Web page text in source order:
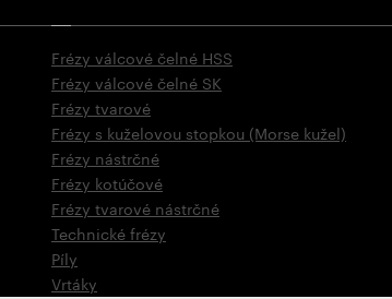
Frézy válcové čelné HSS
Frézy válcové čelné SK
Frézy tvarové
Frézy s kuželovou stopkou (Morse kužel)
Frézy nástrčné
Frézy kotúčové
Frézy tvarové nástrčné
Technické frézy
Píly
Vrtáky